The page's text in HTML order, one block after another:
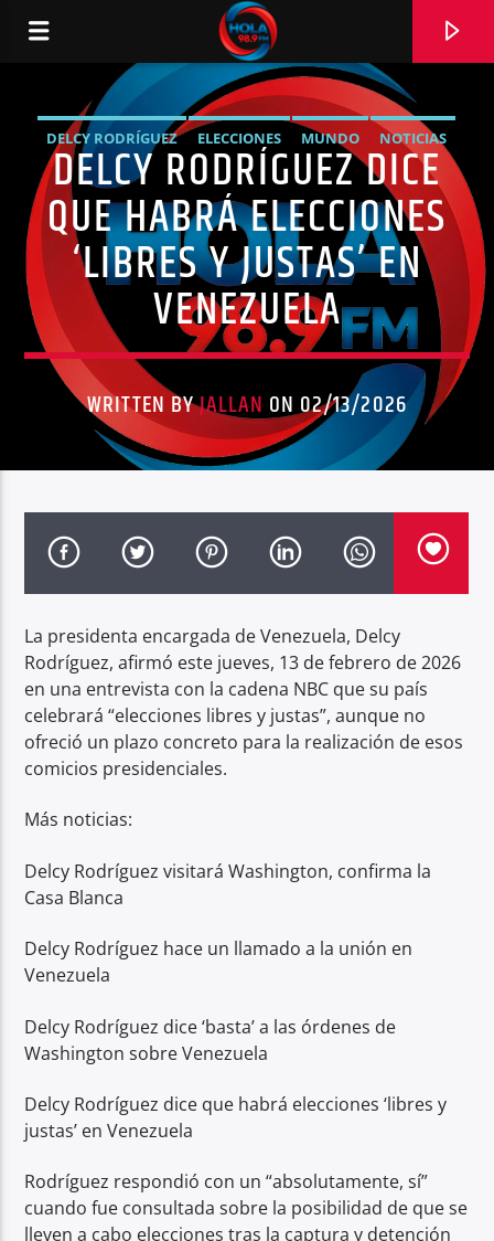
RADIO HOLA
0:00
Radio hola
DELCY RODRÍGUEZ ELECCIONES MUNDO
NOTICIAS
VENEZUELA
DELCY RODRÍGUEZ DICE
QUE HABRÁ ELECCIONES
‘LIBRES Y JUSTAS’ EN
VENEZUELA
WRITTEN BYJALLAN ON 02/13/2026
La presidenta encargada de Venezuela, Delcy
Rodríguez, afirmó este jueves, 13 de febrero de 2026
en una entrevista con la cadena NBC que su país
celebrará “elecciones libres y justas”, aunque no
ofreció un plazo concreto para la realización de esos
comicios presidenciales.
Más noticias:
Delcy Rodríguez visitará Washington, confirma la
Casa Blanca
Delcy Rodríguez hace un llamado a la unión en
Venezuela
Delcy Rodríguez dice ‘basta’ a las órdenes de
Washington sobre Venezuela
Delcy Rodríguez dice que habrá elecciones ‘libres y
justas’ en Venezuela
Rodríguez respondió con un “absolutamente, sí”
cuando fue consultada sobre la posibilidad de que se
lleven a cabo elecciones tras la captura y detención